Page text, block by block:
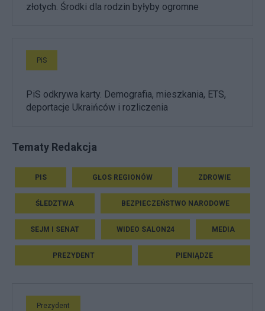
złotych. Środki dla rodzin byłyby ogromne
PiS
PiS odkrywa karty. Demografia, mieszkania, ETS,
deportacje Ukraińców i rozliczenia
Tematy Redakcja
PIS GŁOS REGIONÓW ZDROWIE
ŚLEDZTWA BEZPIECZEŃSTWO NARODOWE
SEJM I SENAT WIDEO SALON24 MEDIA
PREZYDENT PIENIĄDZE
Prezydent